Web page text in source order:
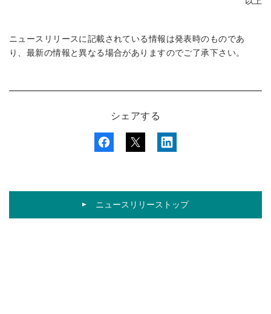
ニュースリリースに記載されている情報は発表時のものであ
り、最新の情報と異なる場合がありますのでご了承下さい。
シェアする
ニュースリリーストップ